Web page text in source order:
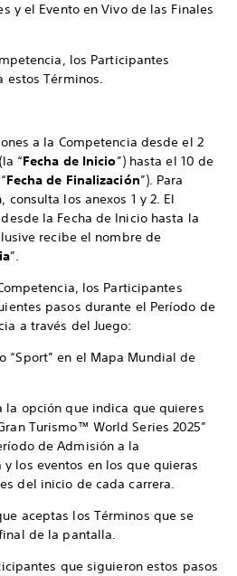
y el Evento en Vivo de las Finales
los Participantes
estos Términos.
a la Competencia desde el 2
“Fecha de Inicio”) hasta el 10 de
Fecha de Finalización”). Para
los anexos 1 y 2. El
la Fecha de Inicio hasta la
recibe el nombre de
”.
los Participantes
pasos durante el Período de
a través del Juego:
“Sport” en el Mapa Mundial de
la opción que indica que quieres
Turismo™ World Series 2025”
de Admisión a la
y los eventos en los que quieras
del inicio de cada carrera.
aceptas los Términos que se
de la pantalla.
que siguieron estos pasos